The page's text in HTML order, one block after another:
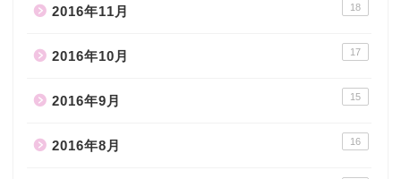
2016年11月 18
2016年10月 17
2016年9月 15
2016年8月 16